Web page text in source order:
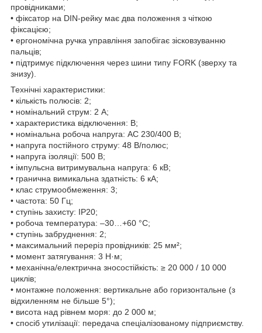
провідниками;
• фіксатор на DIN-рейку має два положення з чіткою
фіксацією;
• ергономічна ручка управління запобігає зісковзуванню
пальців;
• підтримує підключення через шини типу FORK (зверху та
знизу).
Технічні характеристики:
• кількість полюсів: 2;
• номінальний струм: 2 А;
• характеристика відключення: B;
• номінальна робоча напруга: AC 230/400 В;
• напруга постійного струму: 48 В/полюс;
• напруга ізоляції: 500 В;
• імпульсна витримувальна напруга: 6 кВ;
• гранична вимикальна здатність: 6 кА;
• клас струмообмеження: 3;
• частота: 50 Гц;
• ступінь захисту: IP20;
• робоча температура: –30…+60 °C;
• ступінь забруднення: 2;
• максимальний переріз провідників: 25 мм²;
• момент затягування: 3 Н·м;
• механічна/електрична зносостійкість: ≥ 20 000 / 10 000
циклів;
• монтажне положення: вертикальне або горизонтальне (з
відхиленням не більше 5°);
• висота над рівнем моря: до 2 000 м;
• спосіб утилізації: передача спеціалізованому підприємству.